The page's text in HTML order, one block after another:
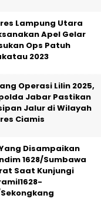
Lampung Utara
Apel Gelar
Ops Patuh
2023
Operasi Lilin 2025,
Jabar Pastikan
Jalur di Wilayah
Ciamis
Disampaikan
1628/Sumbawa
Saat Kunjungi